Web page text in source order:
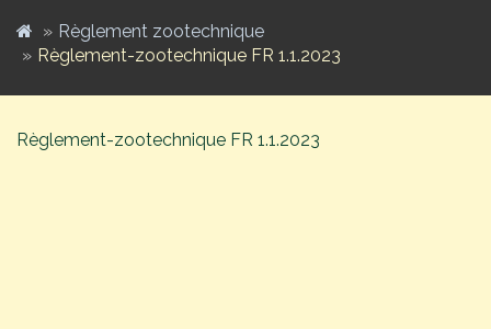
Règlement zootechnique
Règlement-zootechnique FR 1.1.2023
Règlement-zootechnique FR 1.1.2023